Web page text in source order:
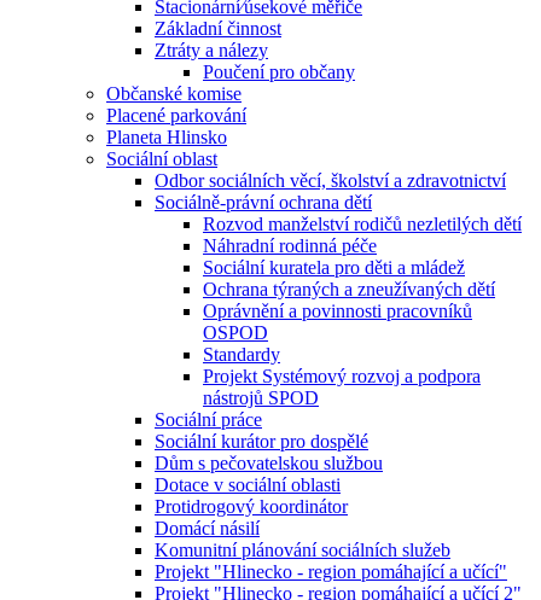
Stacionární⁄úsekové měřiče
Základní činnost
Ztráty a nálezy
Poučení pro občany
Občanské komise
Placené parkování
Planeta Hlinsko
Sociální oblast
Odbor sociálních věcí, školství a zdravotnictví
Sociálně-právní ochrana dětí
Rozvod manželství rodičů nezletilých dětí
Náhradní rodinná péče
Sociální kuratela pro děti a mládež
Ochrana týraných a zneužívaných dětí
Oprávnění a povinnosti pracovníků
OSPOD
Standardy
Projekt Systémový rozvoj a podpora
nástrojů SPOD
Sociální práce
Sociální kurátor pro dospělé
Dům s pečovatelskou službou
Dotace v sociální oblasti
Protidrogový koordinátor
Domácí násilí
Komunitní plánování sociálních služeb
Projekt "Hlinecko - region pomáhající a učící"
Projekt "Hlinecko - region pomáhající a učící 2"